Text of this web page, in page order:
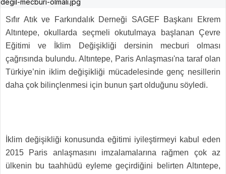
Sıfır Atık ve Farkındalık Derneği SAGEF Başkanı Ekrem
Altıntepe, okullarda seçmeli okutulmaya başlanan Çevre
Eğitimi ve İklim Değişikliği dersinin mecburi olması
çağrısında bulundu. Altıntepe, Paris Anlaşması'na taraf olan
Türkiye’nin iklim değişikliği mücadelesinde genç nesillerin
daha çok bilinçlenmesi için bunun şart olduğunu söyledi.
İklim değişikliği konusunda eğitimi iyileştirmeyi kabul eden
2015 Paris anlaşmasını imzalamalarına rağmen çok az
ülkenin bu taahhüdü eyleme geçirdiğini belirten Altıntepe,